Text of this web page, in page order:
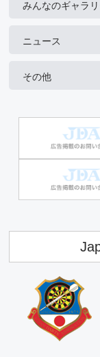
みんなのギャラ
ニュース
その他